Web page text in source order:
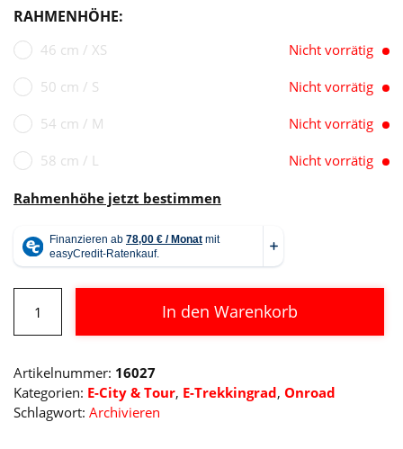
RAHMENHÖHE:
46 cm / XS Nicht vorrätig
50 cm / S Nicht vorrätig
54 cm / M Nicht vorrätig
58 cm / L Nicht vorrätig
Rahmenhöhe jetzt bestimmen
Touring
Hybrid
625
Menge
In den Warenkorb
Artikelnummer: 16027
Kategorien: E-City & Tour, E-Trekkingrad, Onroad
Schlagwort: Archivieren